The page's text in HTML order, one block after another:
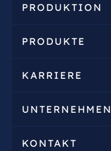
PRODUKTION
PRODUKTE
KARRIERE
UNTERNEHMEN
KONTAKT